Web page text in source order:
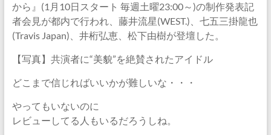
から』(1月10日スタート 毎週土曜23:00～)の制作発表記
者会見が都内で行われ、藤井流星(WEST.)、七五三掛龍也
(Travis Japan)、井桁弘恵、松下由樹が登壇した。
【写真】共演者に“美貌”を絶賛されたアイドル
どこまで信じればいいかが難しいな・・・
やってもいないのに
レビューしてる人もいるだろうしね。